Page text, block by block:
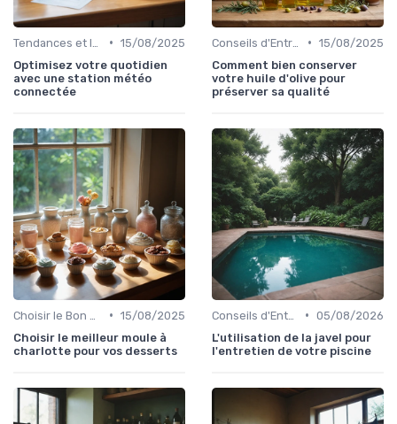
• 15/08/2025
Optimisez votre quotidien
avec une station météo
connectée
• 15/08/2025
Comment bien conserver
votre huile d'olive pour
préserver sa qualité
• 15/08/2025
Choisir le meilleur moule à
charlotte pour vos desserts
• 05/08/2026
L'utilisation de la javel pour
l'entretien de votre piscine